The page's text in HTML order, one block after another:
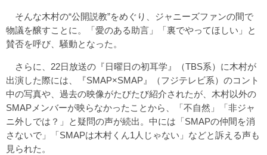
そんな木村の“公開説教”をめぐり、ジャニーズファンの間で
物議を醸すことに。「愛のある助言」「裏でやってほしい」と
賛否を呼び、騒動となった。
さらに、22日放送の『日曜日の初耳学』（TBS系）に木村が
出演した際には、『SMAP×SMAP』（フジテレビ系）のコント
中の写真や、過去の映像がたびたび紹介されたが、木村以外の
SMAPメンバーが映らなかったことから、「不自然」「非ジャ
ニ外しでは？」と疑問の声が続出。中には「SMAPの仲間を消
さないで」「SMAPは木村くん1人じゃない」などと訴える声も
見られた。